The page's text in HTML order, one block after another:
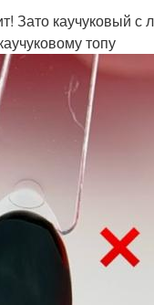
Зато каучуковый с
топу